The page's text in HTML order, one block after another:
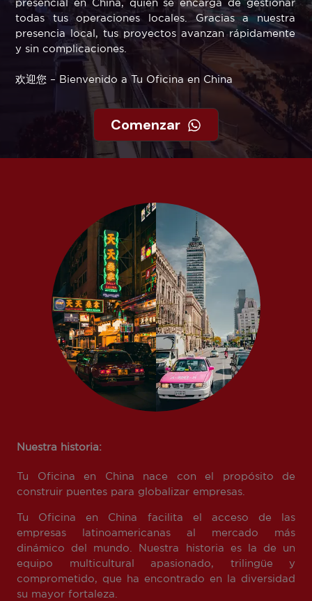
presencial en China, quien se encarga de gestionar
todas tus operaciones locales. Gracias a nuestra
presencia local, tus proyectos avanzan rápidamente
y sin complicaciones.
欢迎您 – Bienvenido a Tu Oficina en China
Comenzar
Nuestra historia:
Tu Oficina en China nace con el propósito de
construir puentes para globalizar empresas.
Tu Oficina en China facilita el acceso de las
empresas latinoamericanas al mercado más
dinámico del mundo. Nuestra historia es la de un
equipo multicultural apasionado, trilingüe y
comprometido, que ha encontrado en la diversidad
su mayor fortaleza.